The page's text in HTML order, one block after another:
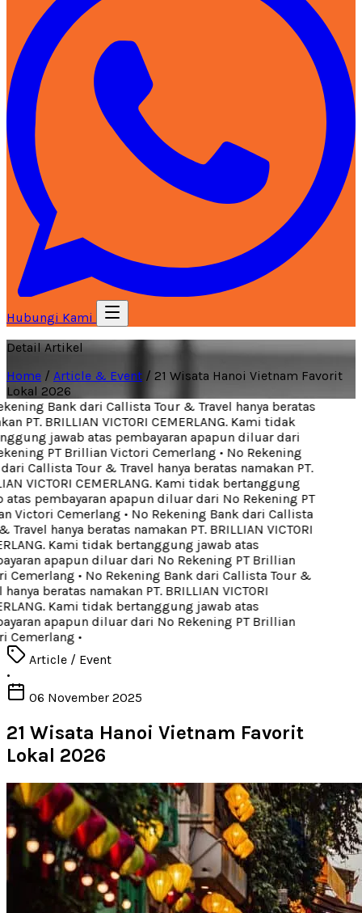
Hubungi Kami
Detail Artikel
Home / Article & Event / 21 Wisata Hanoi Vietnam Favorit
Lokal 2026
Bank dari Callista Tour & Travel hanya beratas
PT. BRILLIAN VICTORI CEMERLANG. Kami tidak
jawab atas pembayaran apapun diluar dari
PT Brillian Victori Cemerlang• No Rekening
Callista Tour & Travel hanya beratas namakan PT.
VICTORI CEMERLANG. Kami tidak bertanggung
pembayaran apapun diluar dari No Rekening PT
Victori Cemerlang• No Rekening Bank dari Callista
hanya beratas namakan PT. BRILLIAN VICTORI
Kami tidak bertanggung jawab atas
apapun diluar dari No Rekening PT Brillian
Cemerlang• No Rekening Bank dari Callista Tour &
beratas namakan PT. BRILLIAN VICTORI
Kami tidak bertanggung jawab atas
apapun diluar dari No Rekening PT Brillian
Cemerlang•
Article / Event
•
06 November 2025
21 Wisata Hanoi Vietnam Favorit
Lokal 2026